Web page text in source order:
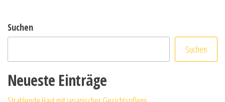
Suchen
Suchen
Neueste Einträge